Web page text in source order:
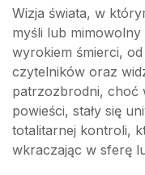
Wizja świata, w
myśli lub
wyrokiem śmierci,
czytelników oraz
patrzozbrodni, choć
powieści, stały się
totalitarnej kontroli,
wkraczając w sferę